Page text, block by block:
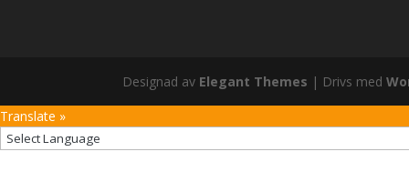
Designad av Elegant Themes | Drivs med
Translate »